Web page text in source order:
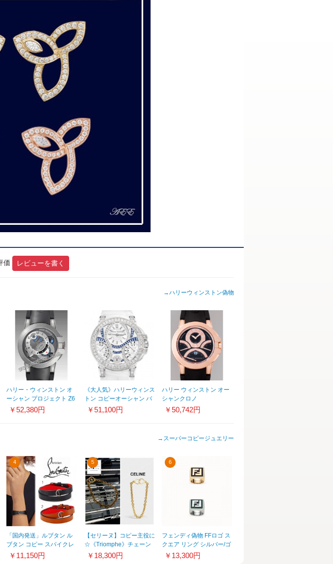
価 レビューを書く
→ハリーウィンストン偽物
ハリー・ウィンストン オ
ーシャン プロジェクト Z6
400/MMAC44ZC.K
￥52,380円
《大人気》ハリーウィンス
トン コピーオーシャン バ
イレトログラード ダイヤ
￥51,100円
ハリー ウィンストン オー
シャンクロノ
400/MCRA44RC.A1 文字
￥50,742円
→ スーパーコピージュエリー
4
「国内発送」ルブタン ル
ブタン コピー スパイクレ
ザーブレスレット
￥11,150円
5
【セリーヌ】コピー主役に
☆《Triomphe》チェーン
ネックレス◆安心追跡付
￥18,300円
6
フェンディ偽物 FFロゴ ス
クエア リング シルバー/ゴ
ールド2011201A34A0
￥13,300円